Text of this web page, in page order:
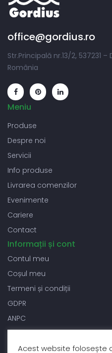
office@gordius.ro
Str.Principală nr.13/2, 537231
România
Meniu
Produse
Despre noi
Servicii
Info produse
Livrarea comenzilor
Evenimente
Cariere
Contact
Informații și cont
Contul meu
Coșul meu
Termeni și condiții
GDPR
ANPC
Acest website folosește